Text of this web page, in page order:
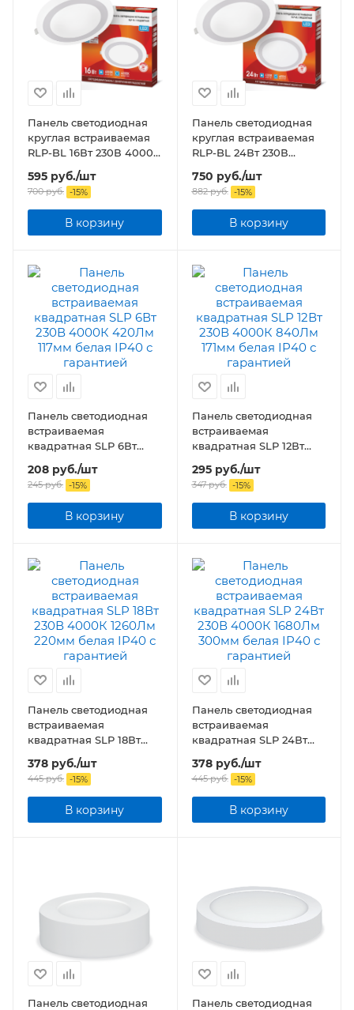
Панель светодиодная
круглая встраиваемая
RLP-BL 16Вт 230В 4000К
960Лм 195мм с
подсветкой белая IP20
595 руб./шт
700руб. -15%
В корзину
Панель светодиодная
круглая встраиваемая
RLP-BL 24Вт 230В
4000К 1440Лм 245мм с
подсветкой белая
750 руб./шт
882руб. -15%
В корзину
Панель светодиодная
встраиваемая
квадратная SLP 6Вт
230В 4000К 420Лм
117мм белая IP40
208 руб./шт
245руб. -15%
В корзину
Панель светодиодная
встраиваемая
квадратная SLP 12Вт
230В 4000К 840Лм
171мм белая IP40
295руб./шт
347руб. -15%
В корзину
Панель светодиодная
встраиваемая
квадратная SLP 18Вт
230В 4000К 1260Лм
220мм белая IP40
378 руб./шт
445руб. -15%
В корзину
Панель светодиодная
встраиваемая
квадратная SLP 24Вт
230В 4000К 1680Лм
300мм белая IP40
378руб./шт
445руб. -15%
В корзину
Панель светодиодная
Панель светодиодная